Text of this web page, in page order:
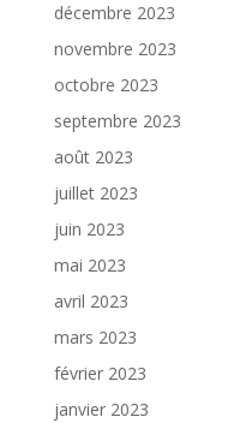
décembre 2023
novembre 2023
octobre 2023
septembre 2023
août 2023
juillet 2023
juin 2023
mai 2023
avril 2023
mars 2023
février 2023
janvier 2023